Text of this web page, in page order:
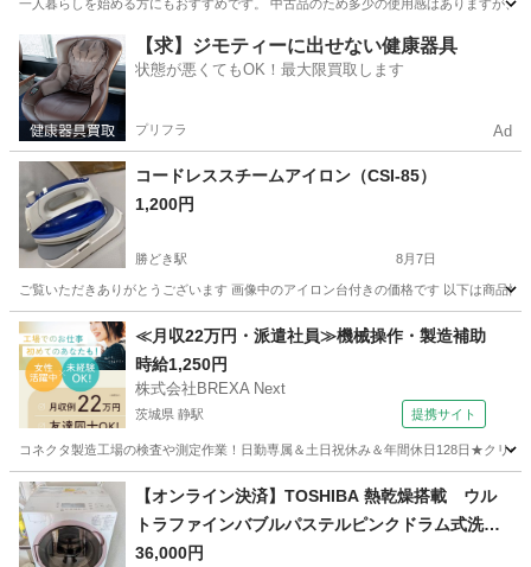
一人暮らしを始める方にもおすすめです。 中古品のため多少の使用感はありますが
東京 板橋区 志村三丁目駅 キッチン家電
【求】ジモティーに出せない健康器具
状態が悪くてもOK！最大限買取します
プリフラ Ad
コードレススチームアイロン（CSI-85）
1,200円
勝どき駅 8月7日
ご覧いただきありがとうございます 画像中のアイロン台付きの価格です 以下は商品
東京 中央区 勝どき駅 生活家電
≪月収22万円・派遣社員≫機械操作・製造補助
時給1,250円
株式会社BREXA Next
茨城県 静駅 提携サイト
コネクタ製造工場の検査や測定作業！日勤専属＆土日祝休み＆年間休日128日★クリ
茨城 常陸大宮市 静駅 その他
【オンライン決済】TOSHIBA 熱乾燥搭載 ウル
トラファインバブルパステルピンクドラム式洗濯
機
36,000円